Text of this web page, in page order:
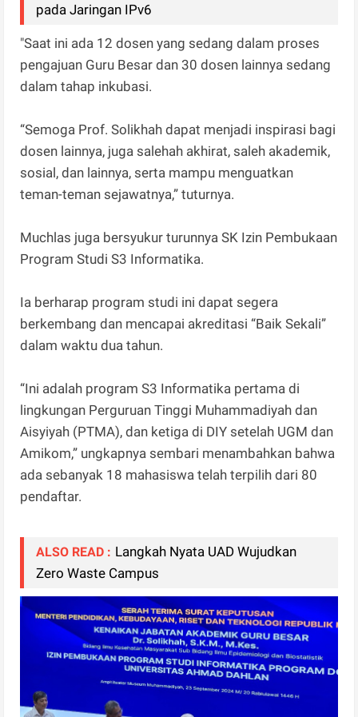
pada Jaringan IPv6
"Saat ini ada 12 dosen yang sedang dalam proses
pengajuan Guru Besar dan 30 dosen lainnya sedang
dalam tahap inkubasi.
“Semoga Prof. Solikhah dapat menjadi inspirasi bagi
dosen lainnya, juga salehah akhirat, saleh akademik,
sosial, dan lainnya, serta mampu menguatkan
teman-teman sejawatnya,” tuturnya.
Muchlas juga bersyukur turunnya SK Izin Pembukaan
Program Studi S3 Informatika.
Ia berharap program studi ini dapat segera
berkembang dan mencapai akreditasi “Baik Sekali”
dalam waktu dua tahun.
“Ini adalah program S3 Informatika pertama di
lingkungan Perguruan Tinggi Muhammadiyah dan
Aisyiyah (PTMA), dan ketiga di DIY setelah UGM dan
Amikom,” ungkapnya sembari menambahkan bahwa
ada sebanyak 18 mahasiswa telah terpilih dari 80
pendaftar.
ALSO READ : Langkah Nyata UAD Wujudkan
Zero Waste Campus